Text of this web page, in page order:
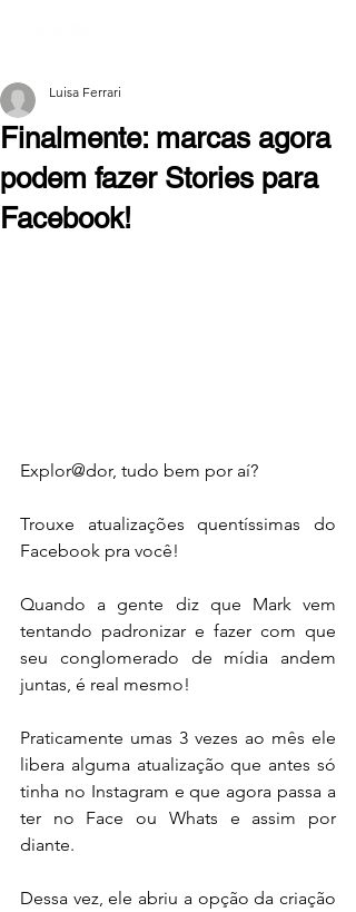
Finalmente: marcas agora
podem fazer Stories para
Facebook!
Luisa Ferrari
Explor@dor, tudo bem por aí?
Trouxe atualizações quentíssimas do
Facebook pra você!
Quando a gente diz que Mark vem
tentando padronizar e fazer com que
seu conglomerado de mídia andem
juntas, é real mesmo!
Praticamente umas 3 vezes ao mês ele
libera alguma atualização que antes só
tinha no Instagram e que agora passa a
ter no Face ou Whats e assim por
diante.
Dessa vez, ele abriu a opção da criação